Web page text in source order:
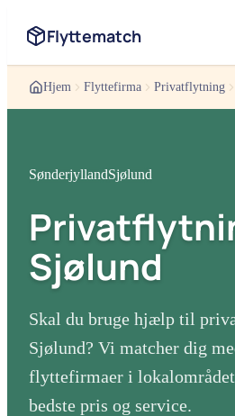
Flyttematch
Hjem Flyttefirma Privatflytning
SønderjyllandSjølund
Sjølund
Skal du bruge hjælp til
Sjølund? Vi matcher dig
flyttefirmaer i
bedste pris og service.